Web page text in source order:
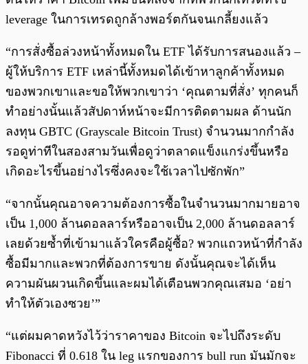
leverage ในการเทรดถูกล้างพอร์ตกันจนเกลี้ยงแล้ว
“การสั่งซื้อล่วงหน้าทั้งหมดใน ETF ได้รับการสนองแล้ว –
ผู้ให้บริการ ETF เหล่านี้ทั้งหมดได้เข้าหาลูกค้าทั้งหมด
ของพวกเขาและขอให้พวกเขาว่า ‘คุณตามที่สั่ง’ ทุกคนก็
ทำอย่างนั้นแล้วสัปดาห์หน้าจะมีการติดตามผล ด้านนัก
ลงทุน GBTC (Grayscale Bitcoin Trust) จำนวนมากกำลัง
รอดูท่าทีในสองสามวันเพื่อดูว่าตลาดแข็งแกร่งขึ้นหรือ
เกิดอะไรขึ้นอย่างไรซึ่งคงจะใช้เวลาไปซักพัก”
“จากนั้นคุณอาจความต้องการซื้อในจำนวนมากมายอาจ
เป็น 1,000 ล้านดอลลาร์หรืออาจเป็น 2,000 ล้านดอลลาร์
เลยด้วยซ้ำที่เข้ามาแล้วใครคือผู้ซื้อ? พวกแถวหน้าที่กำลัง
ซื้อมีมากและพวกที่ต้องการขาย ดังนั้นคุณจะได้เห็น
ความผันผวนเกิดขึ้นและผมได้เตือนพวกคุณเสมอ ‘อย่า
ทำให้ตัวเองซวย’”
“แต่ผมคาดหวังไว้ว่าราคาของ Bitcoin จะไปถึงระดับ
Fibonacci ที่ 0.618 ใน leg แรกของการ bull run มันมักจะ